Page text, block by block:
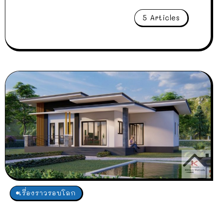
5 Articles
เรื่องราวรอบโลก